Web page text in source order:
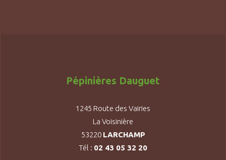
Pépinières Dauguet
1245 Route des Vairies
La Voisinière
53220 LARCHAMP
Tél : 02 43 05 32 20